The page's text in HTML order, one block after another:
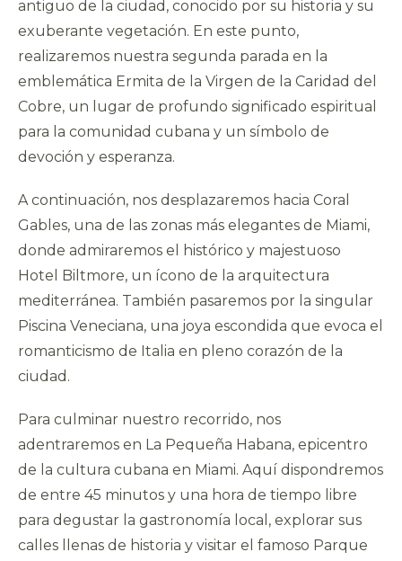
antiguo de la ciudad, conocido por su historia y su
exuberante vegetación. En este punto,
realizaremos nuestra segunda parada en la
emblemática Ermita de la Virgen de la Caridad del
Cobre, un lugar de profundo significado espiritual
para la comunidad cubana y un símbolo de
devoción y esperanza.
A continuación, nos desplazaremos hacia Coral
Gables, una de las zonas más elegantes de Miami,
donde admiraremos el histórico y majestuoso
Hotel Biltmore, un ícono de la arquitectura
mediterránea. También pasaremos por la singular
Piscina Veneciana, una joya escondida que evoca el
romanticismo de Italia en pleno corazón de la
ciudad.
Para culminar nuestro recorrido, nos
adentraremos en La Pequeña Habana, epicentro
de la cultura cubana en Miami. Aquí dispondremos
de entre 45 minutos y una hora de tiempo libre
para degustar la gastronomía local, explorar sus
calles llenas de historia y visitar el famoso Parque